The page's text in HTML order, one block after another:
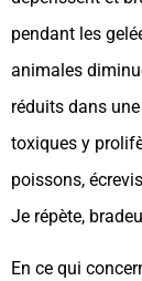
pendant les
animales
réduits dans
toxiques y
poissons,
Je répète,
En ce qui